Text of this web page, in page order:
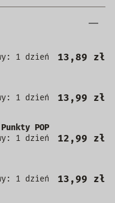
1 dzień
13,89 zł
1 dzień
13,99 zł
POP
1 dzień
12,99 zł
1 dzień
13,99 zł